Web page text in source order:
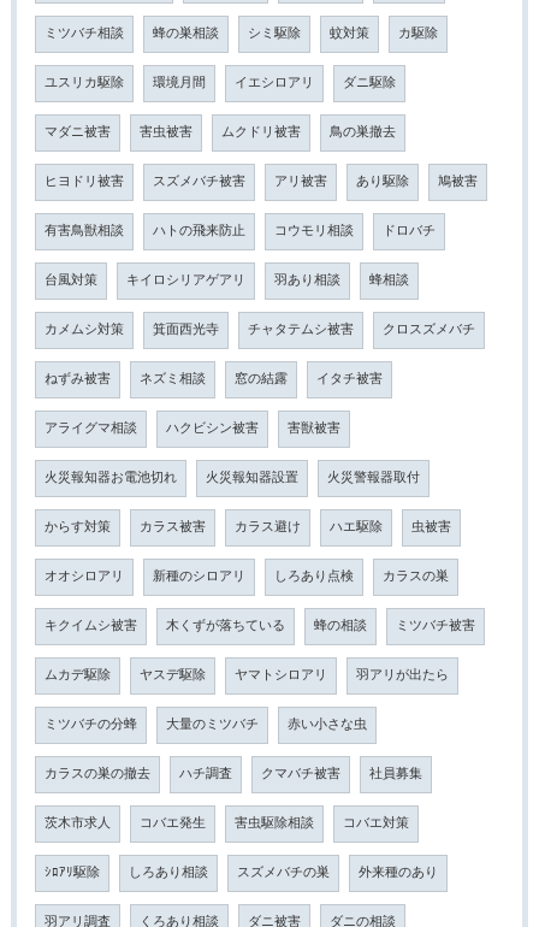
ミツバチ相談 蜂の巣相談 シミ駆除 蚊対策 カ駆除
ユスリカ駆除 環境月間 イエシロアリ ダニ駆除
マダニ被害 害虫被害 ムクドリ被害 鳥の巣撤去
ヒヨドリ被害 スズメバチ被害 アリ被害 あり駆除 鳩被害
有害鳥獣相談 ハトの飛来防止 コウモリ相談 ドロバチ
台風対策 キイロシリアゲアリ 羽あり相談 蜂相談
カメムシ対策 箕面西光寺 チャタテムシ被害 クロスズメバチ
ねずみ被害 ネズミ相談 窓の結露 イタチ被害
アライグマ相談 ハクビシン被害 害獣被害
火災報知器お電池切れ 火災報知器設置 火災警報器取付
からす対策 カラス被害 カラス避け ハエ駆除 虫被害
オオシロアリ 新種のシロアリ しろあり点検 カラスの巣
キクイムシ被害 木くずが落ちている 蜂の相談 ミツバチ被害
ムカデ駆除 ヤスデ駆除 ヤマトシロアリ 羽アリが出たら
ミツバチの分蜂 大量のミツバチ 赤い小さな虫
カラスの巣の撤去 ハチ調査 クマバチ被害 社員募集
茨木市求人 コバエ発生 害虫駆除相談 コバエ対策
ｼﾛｱﾘ駆除 しろあり相談 スズメバチの巣 外来種のあり
羽アリ調査 くろあり相談 ダニ被害 ダニの相談